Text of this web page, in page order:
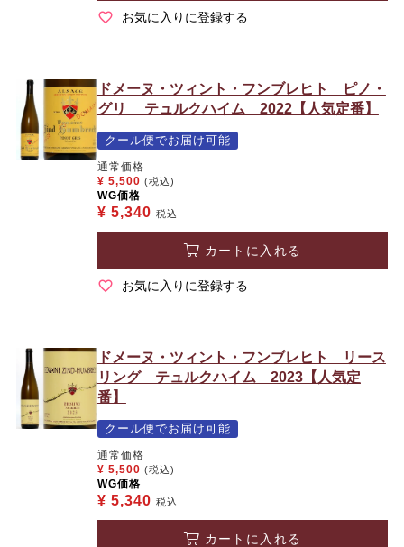
お気に入りに登録する
ドメーヌ・ツィント・フンブレヒト ピノ・
グリ テュルクハイム 2022【人気定番】
クール便でお届け可能
通常価格
¥ 5,500 (税込)
WG価格
¥ 5,340 税込
カートに入れる
お気に入りに登録する
ドメーヌ・ツィント・フンブレヒト リース
リング テュルクハイム 2023【人気定
番】
クール便でお届け可能
通常価格
¥ 5,500 (税込)
WG価格
¥ 5,340 税込
カートに入れる